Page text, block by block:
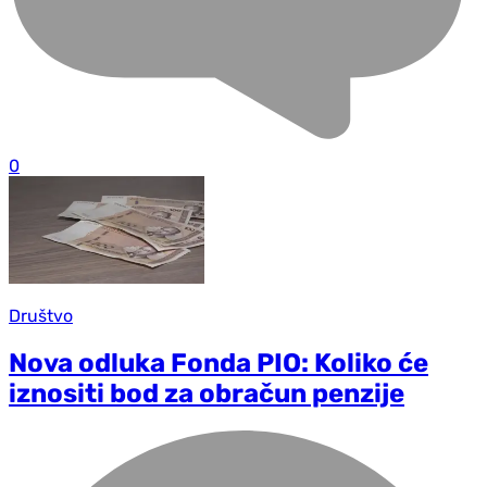
0
Društvo
Nova odluka Fonda PIO: Koliko će
iznositi bod za obračun penzije